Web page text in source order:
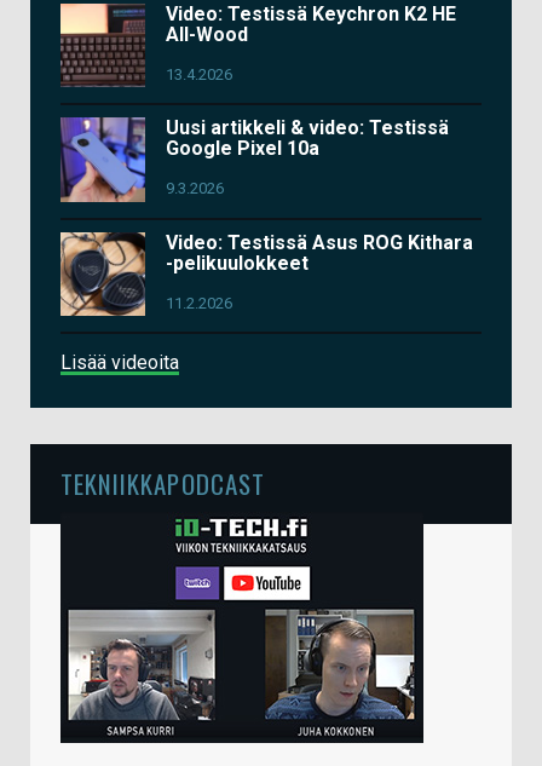
Video: Testissä Keychron K2 HE
All-Wood
13.4.2026
Uusi artikkeli & video: Testissä
Google Pixel 10a
9.3.2026
Video: Testissä Asus ROG Kithara
-pelikuulokkeet
11.2.2026
Lisää videoita
TEKNIIKKAPODCAST